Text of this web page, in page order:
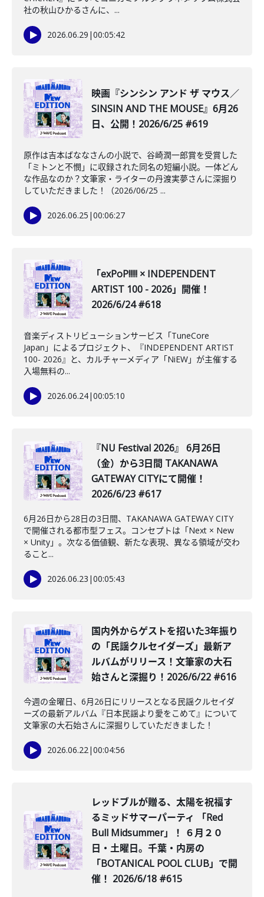
社の秋山ひかるさんに、...
2026.06.29 |00:05:42
映画『シンシン アンド ザ マウス／
SINSIN AND THE MOUSE』6月26
日、公開！2026/6/25 #619
原作は吉本ばななさんの小説で、谷崎潤一郎賞を受賞した
「ミトンと不憫」に収録された同名の短編小説。一体どん
な作品なのか？文筆家・ライターの丹渡実夢さんに深掘り
していただきました！（2026/06/25 ...
2026.06.25 |00:06:27
「exPoP!!!!! × INDEPENDENT
ARTIST 100 - 2026」開催！
2026/6/24 #618
音楽ディストリビューションサービス「TuneCore
Japan」によるプロジェクト、『INDEPENDENT ARTIST
100- 2026』と、カルチャーメディア「NiEW」が主催する
入場無料の...
2026.06.24|00:05:10
『NU Festival 2026』 6月26日
（金）から3日間 TAKANAWA
GATEWAY CITYにて開催！
2026/6/23 #617
6月26日から28日の3日間、TAKANAWA GATEWAY CITY
で開催される都市型フェス。コンセプトは「Next × New
× Unity」。次なる価値観、新たな表現、異なる領域が交わ
ること...
2026.06.23 |00:05:43
️国内外からゲストを招いた3年振り
の「民謡クルセイダーズ」最新ア
ルバムがリリース！文筆家の大石
始さんと深掘り！2026/6/22 #616
今週の金曜日、6月26日にリリースとなる民謡クルセイダ
ーズの最新アルバム『日本民謡より愛をこめて』について
文筆家の大石始さんに深掘りしていただきました！
2026.06.22|00:04:56
レッドブルが贈る、太陽を祝福す
るミッドサマーパーティ 「Red
Bull Midsummer」！ ６月２０
日・土曜日。千葉・内房の
「BOTANICAL POOL CLUB」で開
催！ 2026/6/18 #615